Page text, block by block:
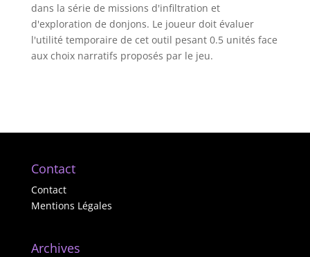
dans la série de missions d'infiltration et
d'exploration de donjons. Le joueur doit évaluer
l'utilité temporaire de cet outil pesant 0.5 unités face
aux choix narratifs proposés par le jeu.
Contact
Contact
Mentions Légales
Archives